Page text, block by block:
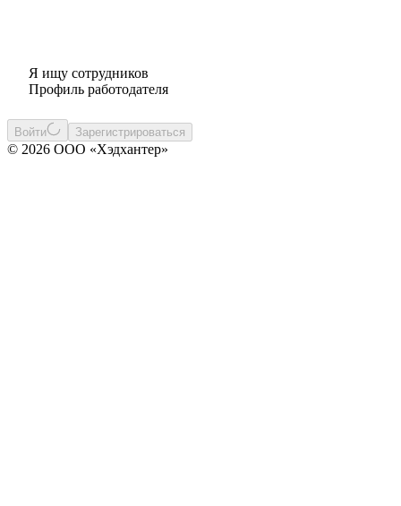
Я ищу сотрудников
Профиль работодателя
Войти Зарегистрироваться
© 2026 ООО «Хэдхантер»